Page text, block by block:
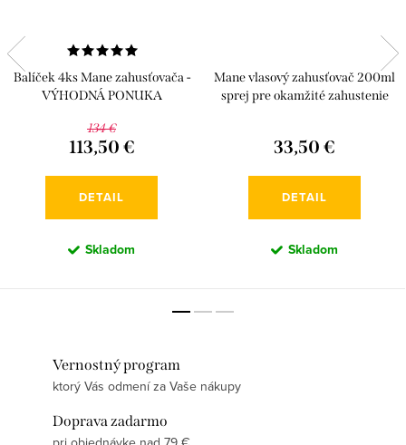
Balíček 4ks Mane zahusťovača -
VÝHODNÁ PONUKA
134 €
113,50 €
DETAIL
Skladom
Mane vlasový zahusťovač 200ml
sprej pre okamžité zahustenie
33,50 €
DETAIL
Skladom
Vernostný program
ktorý Vás odmení za Vaše nákupy
Doprava zadarmo